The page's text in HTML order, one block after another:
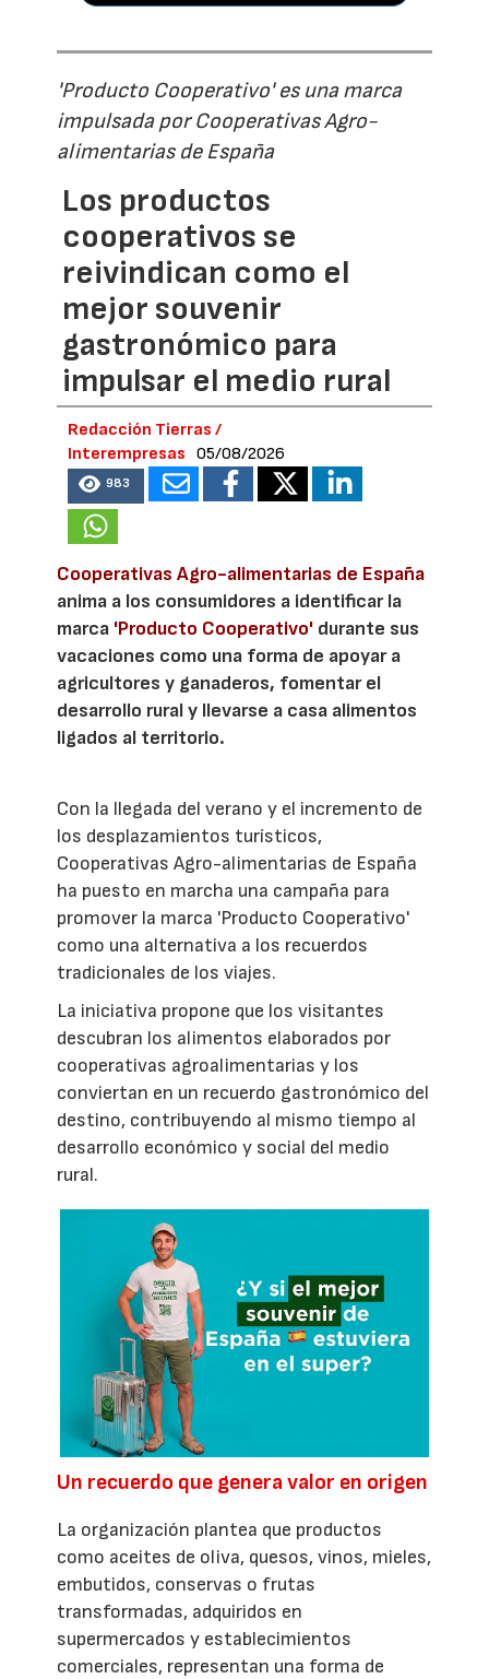
'Producto Cooperativo' es una marca
impulsada por Cooperativas Agro-
alimentarias de España
Los productos
cooperativos se
reivindican como el
mejor souvenir
gastronómico para
impulsar el medio rural
Redacción Tierras /
Interempresas
05/08/2026
983
Cooperativas Agro-alimentarias de España
anima a los consumidores a identificar la
marca 'Producto Cooperativo' durante sus
vacaciones como una forma de apoyar a
agricultores y ganaderos, fomentar el
desarrollo rural y llevarse a casa alimentos
ligados al territorio.
Con la llegada del verano y el incremento de
los desplazamientos turísticos,
Cooperativas Agro-alimentarias de España
ha puesto en marcha una campaña para
promover la marca 'Producto Cooperativo'
como una alternativa a los recuerdos
tradicionales de los viajes.
La iniciativa propone que los visitantes
descubran los alimentos elaborados por
cooperativas agroalimentarias y los
conviertan en un recuerdo gastronómico del
destino, contribuyendo al mismo tiempo al
desarrollo económico y social del medio
rural.
Un recuerdo que genera valor en origen
La organización plantea que productos
como aceites de oliva, quesos, vinos, mieles,
embutidos, conservas o frutas
transformadas, adquiridos en
supermercados y establecimientos
comerciales, representan una forma de